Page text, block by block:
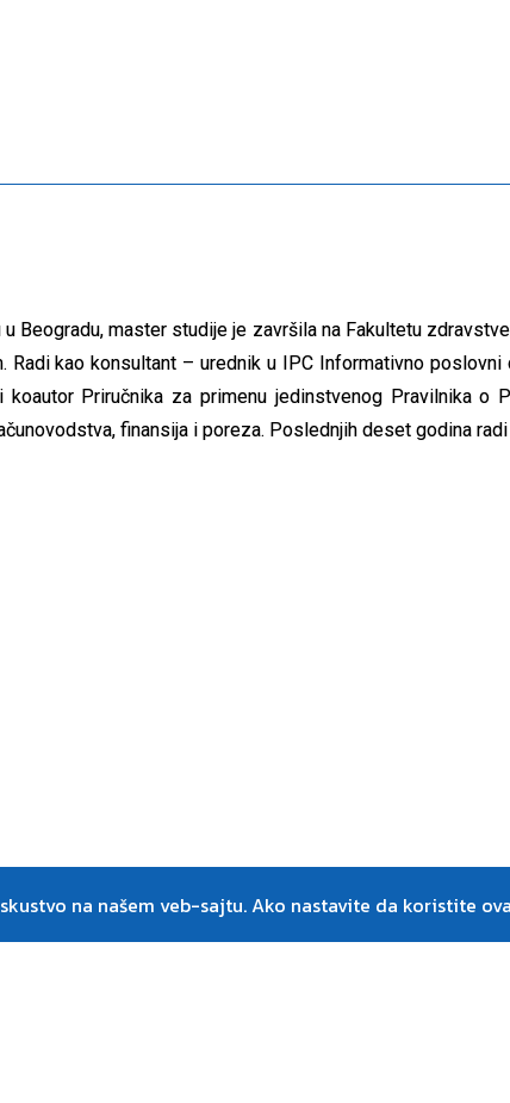
Beogradu, master studije je završila na Fakultetu
kao konsultant – urednik u IPC Informativno
Priručnika za primenu jedinstvenog Pravilnika o
finansija i poreza. Poslednjih deset godina
na našem veb-sajtu. Ako nastavite da koristite